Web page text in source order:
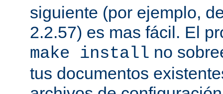
siguiente (por ejemplo,
2.2.57) es mas fácil. El
make install no
tus documentos